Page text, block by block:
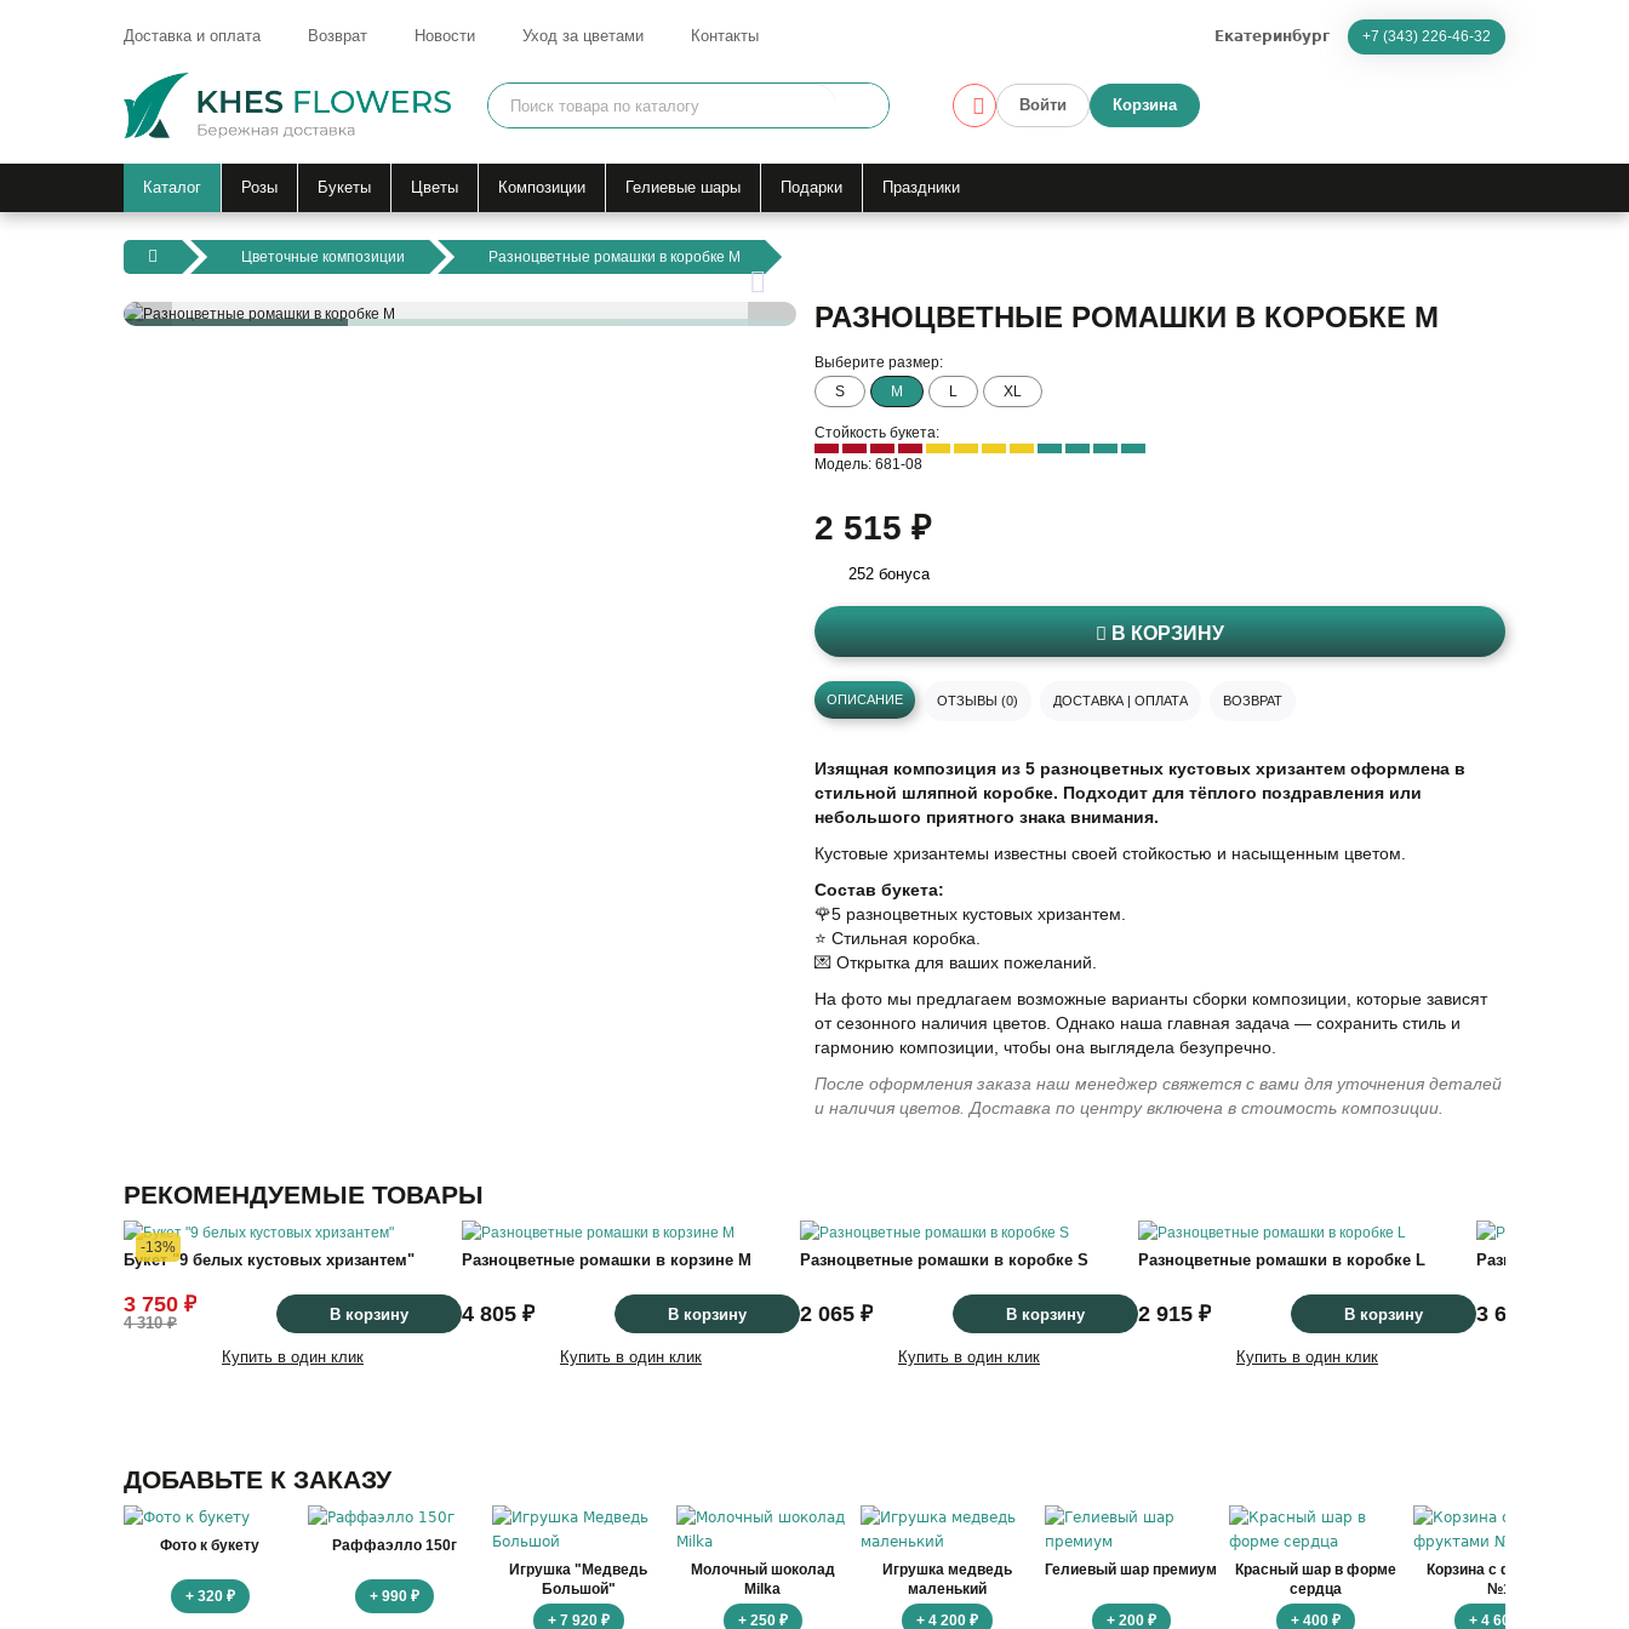
Доставка и оплата Возврат Новости Уход за цветами Контакты Екатеринбург +7 (343) 226-46-32
Войти Корзина
Каталог Розы Букеты Цветы Композиции Гелиевые шары Подарки Праздники
Цветочные композиции Разноцветные ромашки в коробке M
РАЗНОЦВЕТНЫЕ РОМАШКИ В КОРОБКЕ M
Выберите размер:
S
M L XL
Стойкость букета:
Модель: 681-08
2 515 ₽
252 бонуса
В КОРЗИНУ
ОПИСАНИЕ ОТЗЫВЫ (0) ДОСТАВКА | ОПЛАТА ВОЗВРАТ
Изящная композиция из 5 разноцветных кустовых хризантем оформлена в
стильной шляпной коробке. Подходит для тёплого поздравления или
небольшого приятного знака внимания.
Кустовые хризантемы известны своей стойкостью и насыщенным цветом.
Состав букета:
🌹5 разноцветных кустовых хризантем.
⭐️ Стильная коробка.
💌 Открытка для ваших пожеланий.
На фото мы предлагаем возможные варианты сборки композиции, которые зависят
от сезонного наличия цветов. Однако наша главная задача — сохранить стиль и
гармонию композиции, чтобы она выглядела безупречно.
После оформления заказа наш менеджер свяжется с вами для уточнения деталей
и наличия цветов. Доставка по центру включена в стоимость композиции.
РЕКОМЕНДУЕМЫЕ ТОВАРЫ
-13%
Букет "9 белых кустовых хризантем"
3 750 ₽
4 310 ₽ В корзину
Купить в один клик
Разноцветные ромашки в корзине M
4 805 ₽ В корзину
Купить в один клик
Разноцветные ромашки в коробке S
2 065 ₽ В корзину
Купить в один клик
Разноцветные ромашки в коробке L
2 915 ₽ В корзину
Купить в один клик
Разноцветные
3 655 ₽
ДОБАВЬТЕ К ЗАКАЗУ
Фото к букету
+ 320 ₽
Раффаэлло 150г
+ 990 ₽
Игрушка "Медведь
Большой"
+ 7 920 ₽
Молочный шоколад
Milka
+ 250 ₽
Игрушка медведь
маленький
+ 4 200 ₽
Гелиевый шар премиум
+ 200 ₽
Красный шар в форме
сердца
+ 400 ₽
Корзина с фруктами
№1
+ 4 600 ₽